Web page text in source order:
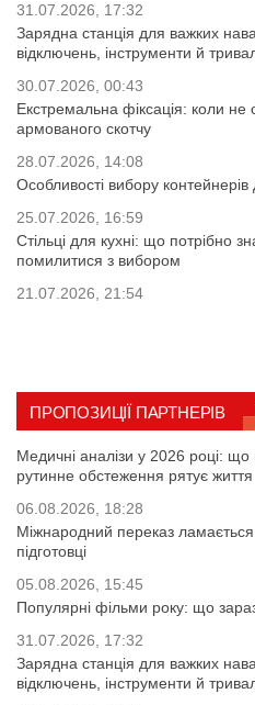
31.07.2026, 17:32
Зарядна станція для важких
відключень, інструменти й
30.07.2026, 00:43
Екстремальна фіксація: коли не
армованого скотчу
28.07.2026, 14:08
Особливості вибору
25.07.2026, 16:59
Стільці для кухні: що потрібно
помилитися з вибором
21.07.2026, 21:54
ПРОПОЗИЦІЇ ПАРТНЕРІВ
Медичні аналізи у 2026 році: що
рутинне обстеження рятує життя
06.08.2026, 18:28
Міжнародний переказ
підготовці
05.08.2026, 15:45
Популярні фільми року: що
31.07.2026, 17:32
Зарядна станція для важких
відключень, інструменти й